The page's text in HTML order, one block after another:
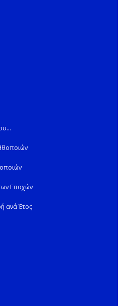
Εποχών
ανά Έτος